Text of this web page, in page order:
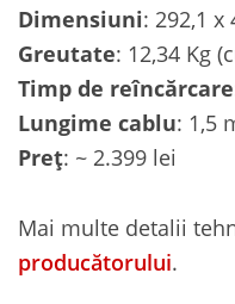
Dimensiuni: 292,1 x
Greutate: 12,34 Kg
Timp de reîncărcare
Lungime cablu: 1,5
Preț: ~ 2.399 lei
Mai multe detalii
producătorului.